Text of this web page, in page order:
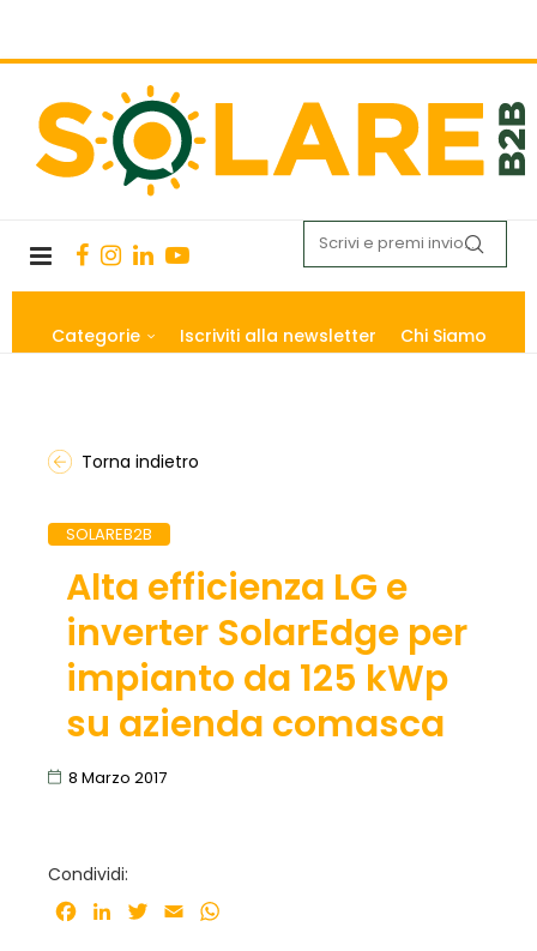
Categorie Iscriviti alla newsletter Chi Siamo
Torna indietro
SOLAREB2B
Alta efficienza LG e
inverter SolarEdge per
impianto da 125 kWp
su azienda comasca
8 Marzo 2017
Condividi:
Facebook
LinkedInTwitter
Email